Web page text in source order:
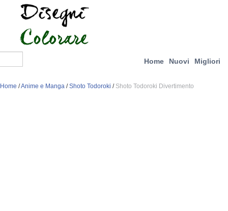
Home Nuovi Migliori
Home /Anime e Manga /Shoto Todoroki / Shoto Todoroki Divertimento